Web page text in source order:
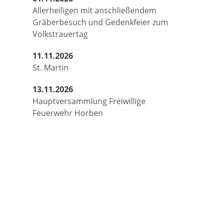
Allerheiligen mit anschließendem
Gräberbesuch und Gedenkfeier zum
Volkstrauertag
11.11.2026
St. Martin
13.11.2026
Hauptversammlung Freiwillige
Feuerwehr Horben